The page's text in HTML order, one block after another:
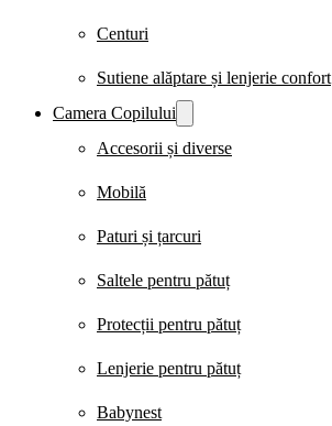
Centuri
Sutiene alăptare și lenjerie confort
Camera Copilului
Accesorii și diverse
Mobilă
Paturi și țarcuri
Saltele pentru pătuț
Protecții pentru pătuț
Lenjerie pentru pătuț
Babynest